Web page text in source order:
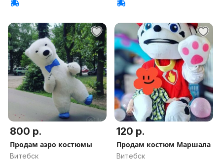
800 р.
Продам аэро костюмы
Витебск
120 р.
Продам костюм Маршала
Витебск